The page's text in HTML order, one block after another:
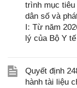
trình mục
dân số và
I: Từ năm
lý của Bộ Y tế
Quyết định
hành tài liệu